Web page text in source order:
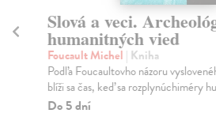
Slová a veci.
humanitných vied
Foucault Michel | Kniha
Podľa Foucaultovho názoru
blíži sa čas, keď sa rozplynúchiméry
Do 5 dní